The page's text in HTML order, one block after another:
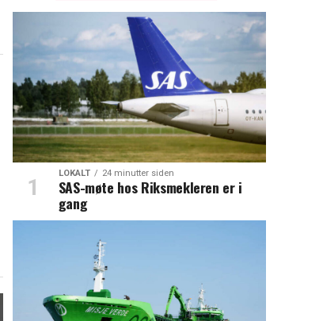
LOKALT 24 minutter siden
SAS-møte hos Riksmekleren er i
gang